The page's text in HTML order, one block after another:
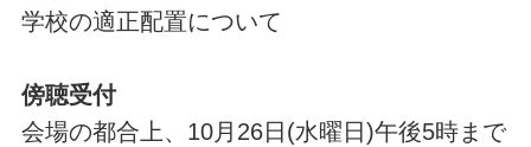
学校の適正配置について
傍聴受付
会場の都合上、10月26日(水曜日)午後5時まで